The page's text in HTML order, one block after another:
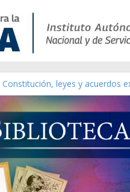
Constitución, leyes y acuerdos
Una Parálisis [material gráfico]
Modesta Bor Sánchez [material
Gaceta Oficial de la República
Catálogo temático de obras de